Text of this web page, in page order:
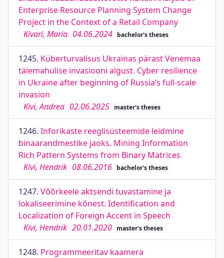
Enterprise Resource Planning System Change
Project in the Context of a Retail Company
Kivari, Maria 04.06.2024 bachelor's theses
1245. Küberturvalisus Ukrainas pärast Venemaa
täiemahulise invasiooni algust. Cyber resilience
in Ukraine after beginning of Russia’s full-scale
invasion
Kivi, Andrea 02.06.2025 master's theses
1246. Inforikaste reeglisüsteemide leidmine
binaarandmestike jaoks. Mining Information
Rich Pattern Systems from Binary Matrices
Kivi, Hendrik 08.06.2016 bachelor's theses
1247. Võõrkeele aktsendi tuvastamine ja
lokaliseerimine kõnest. Identification and
Localization of Foreign Accent in Speech
Kivi, Hendrik 20.01.2020 master's theses
1248. Programmeeritav kaamera